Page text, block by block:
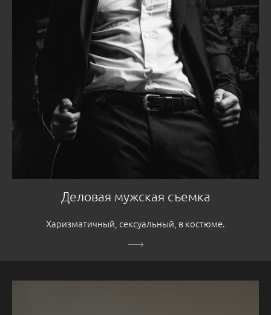
Деловая мужская съемка
Харизматичный, сексуальный, в костюме.